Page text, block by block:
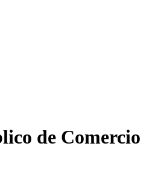
de Comercio